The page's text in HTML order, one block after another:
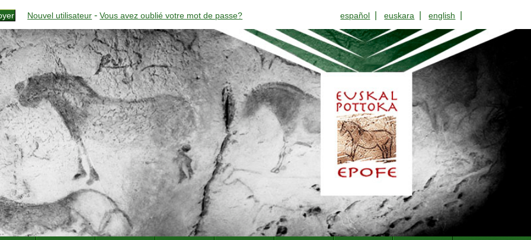
Nouvel utilisateur -Vous avez oublié votre mot de passe? español |euskara |english